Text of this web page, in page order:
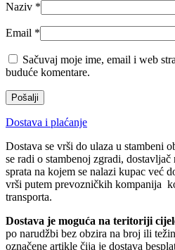
Naziv *
Email *
Sačuvaj moje ime, email i web
buduće komentare.
Dostava i plaćanje
Dostava se vrši do ulaza u stambeni
se radi o stambenoj zgradi,
sprata na kojem se nalazi kupac već
vrši putem prevozničkih kompanija
transporta.
Dostava je moguća na teritoriji
po narudžbi bez obzira na broj ili
označene artikle čija je dostava